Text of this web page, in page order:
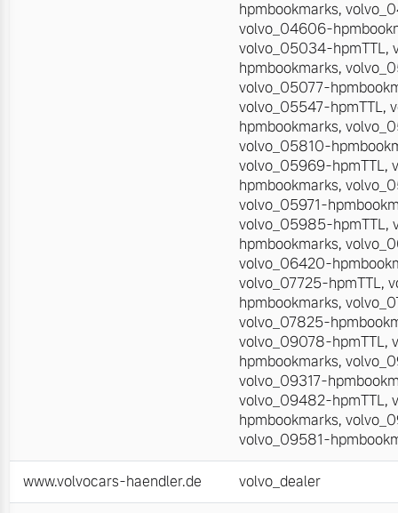
hpmbookmarks,
volvo_04606-
volvo_05034-hpmTTL,
hpmbookmarks,
volvo_05077-
volvo_05547-hpmTTL,
hpmbookmarks,
volvo_05810-
volvo_05969-hpmTTL,
hpmbookmarks,
volvo_05971-
volvo_05985-hpmTTL,
hpmbookmarks,
volvo_06420-
volvo_07725-hpmTTL,
hpmbookmarks,
volvo_07825-
volvo_09078-hpmTTL,
hpmbookmarks,
volvo_09317-
volvo_09482-hpmTTL,
hpmbookmarks,
volvo_09581-
www.volvocars-haendler.de volvo_dealer